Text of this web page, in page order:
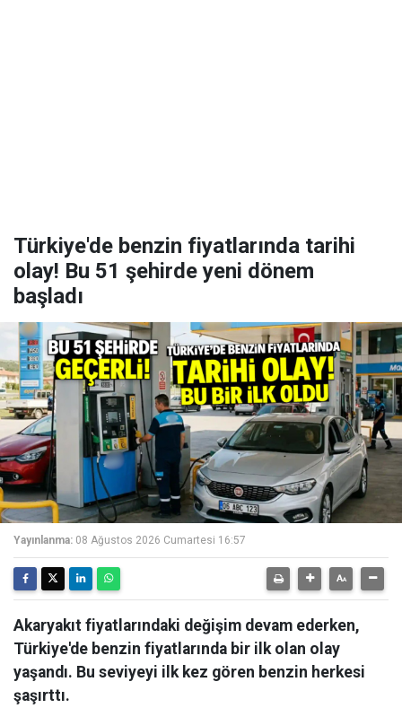
Türkiye'de benzin fiyatlarında tarihi
olay! Bu 51 şehirde yeni dönem
başladı
Yayınlanma: 08 Ağustos 2026 Cumartesi 16:57
Akaryakıt fiyatlarındaki değişim devam ederken,
Türkiye'de benzin fiyatlarında bir ilk olan olay
yaşandı. Bu seviyeyi ilk kez gören benzin herkesi
şaşırttı.